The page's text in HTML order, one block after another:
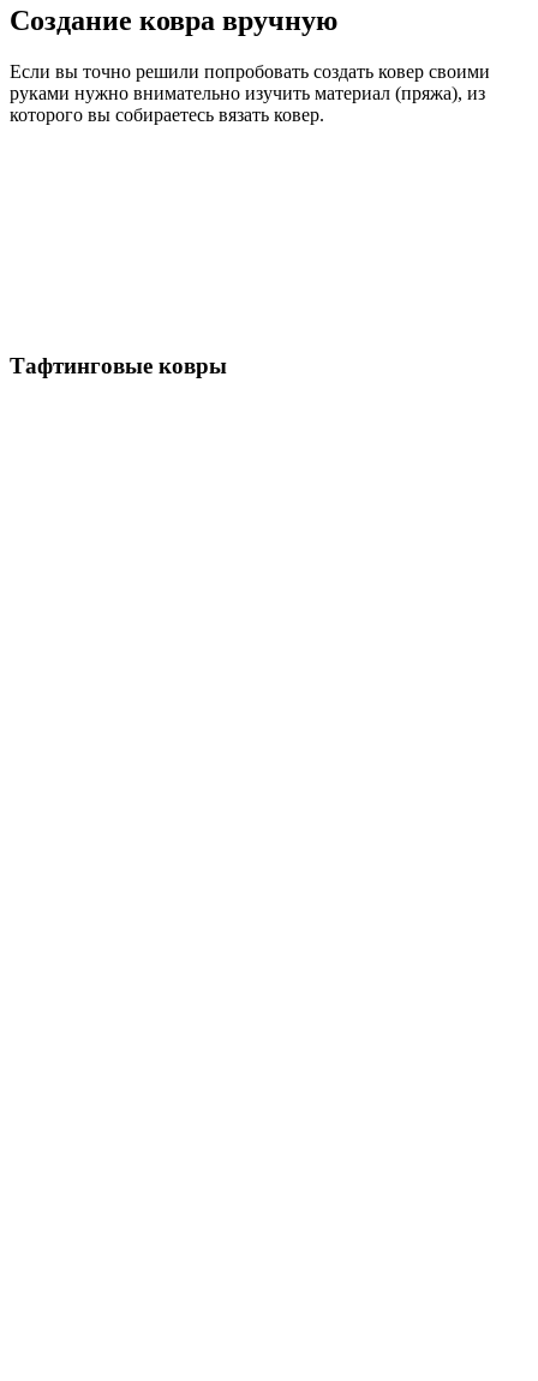
Создание ковра вручную
Если вы точно решили попробовать создать ковер своими
руками нужно внимательно изучить материал (пряжа), из
которого вы собираетесь вязать ковер.
Тафтинговые ковры